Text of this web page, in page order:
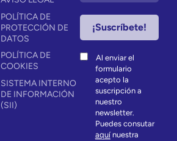
POLÍTICA DE
PROTECCIÓN DE
DATOS
POLÍTICA DE
COOKIES
SISTEMA INTERNO
DE INFORMACIÓN
(SII)
Al enviar el
formulario
acepto la
suscripción a
nuestro
newsletter.
Puedes consutar
aquínuestra